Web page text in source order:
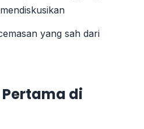
yang sah dari
di